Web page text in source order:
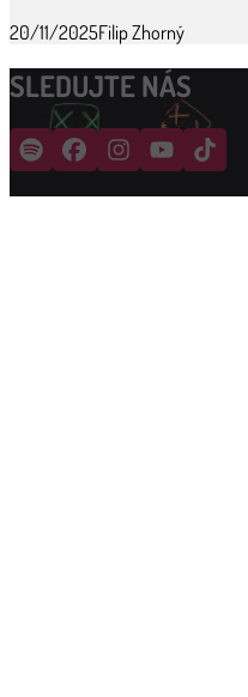
20/11/2025Filip Zhorný
SLEDUJTE NÁS